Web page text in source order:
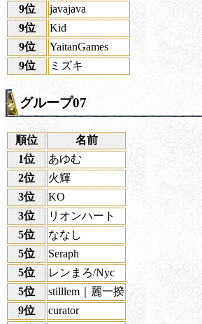
9位
javajava
9位
Kid
9位
YaitanGames
9位
ミズキ
グループ07
順位
名前
1位
あゆむ
2位
火輝
3位
KO
3位
リオンハート
5位
ななし
5位
Seraph
5位
レンまろ/Nyc
5位
stilllem｜麗一揆
9位
curator